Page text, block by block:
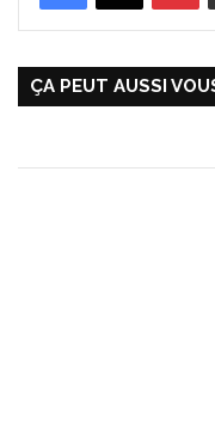
ÇA PEUT AUSSI